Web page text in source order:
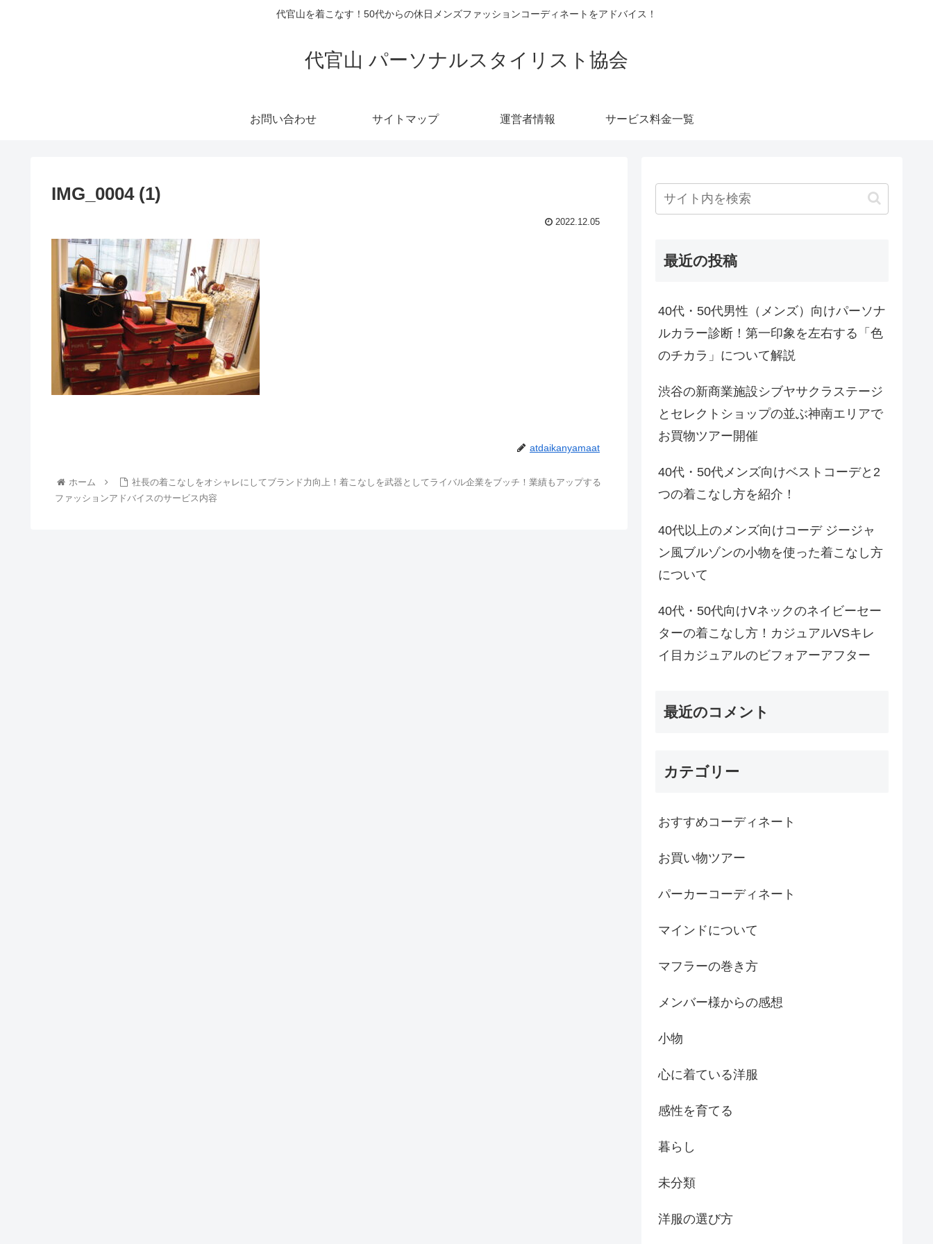
代官山を着こなす！50代からの休日メンズファッションコーディネートをアドバイス！
代官山 パーソナルスタイリスト協会
お問い合わせ サイトマップ 運営者情報 サービス料金一覧
IMG_0004 (1)
2022.12.05
atdaikanyamaat
ホーム
社長の着こなしをオシャレにしてブランド力向上！着こなしを武器としてライバル企業をブッチ！業績もアップする
ファッションアドバイスのサービス内容
最近の投稿
40代・50代男性（メンズ）向けパーソナ
ルカラー診断！第一印象を左右する「色
のチカラ」について解説
渋谷の新商業施設シブヤサクラステージ
とセレクトショップの並ぶ神南エリアで
お買物ツアー開催
40代・50代メンズ向けベストコーデと2
つの着こなし方を紹介！
40代以上のメンズ向けコーデ ジージャ
ン風ブルゾンの小物を使った着こなし方
について
40代・50代向けVネックのネイビーセー
ターの着こなし方！カジュアルVSキレ
イ目カジュアルのビフォアーアフター
最近のコメント
カテゴリー
おすすめコーディネート
お買い物ツアー
パーカーコーディネート
マインドについて
マフラーの巻き方
メンバー様からの感想
小物
心に着ている洋服
感性を育てる
暮らし
未分類
洋服の選び方